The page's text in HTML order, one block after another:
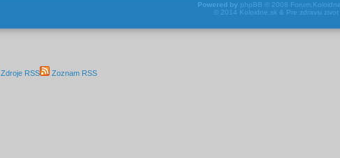
Powered by phpBB © 2008
© 2014 Koloidne.sk & Pre zdravsi zivot
Zdroje RSS Zoznam RSS